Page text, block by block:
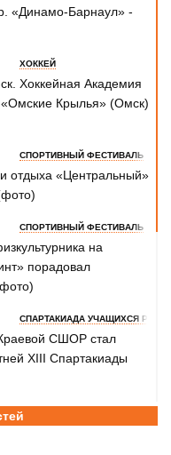
«Динамо-Барнаул» -
ХОККЕЙ
Хоккейная Академия
Крылья» (Омск)
СПОРТИВНЫЙ ФЕСТИВАЛЬ
отдыха «Центральный»
СПОРТИВНЫЙ ФЕСТИВАЛЬ
на
порадовал
СПАРТАКИАДА УЧАЩИХСЯ
СШОР стал
XIII Спартакиады
ФУТБОЛ
первоцелинников" в